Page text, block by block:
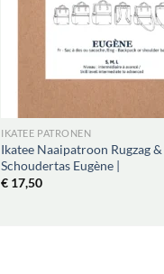
IKATEE PATRONEN
Ikatee Naaipatroon Rugzag &
Schoudertas Eugène |
€ 17,50